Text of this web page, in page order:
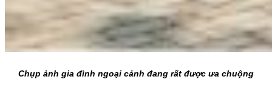
Chụp ảnh gia đình ngoại cảnh đang rất được ưa chuộng